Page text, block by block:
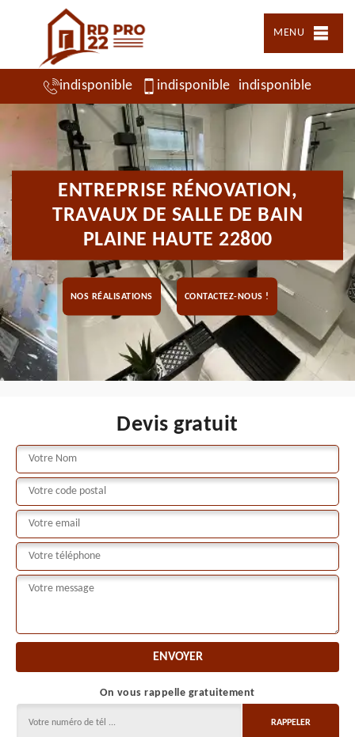
MENU
indisponible indisponible indisponible
ENTREPRISE RÉNOVATION,
TRAVAUX DE SALLE DE BAIN
PLAINE HAUTE 22800
NOS RÉALISATIONS CONTACTEZ-NOUS !
Devis gratuit
On vous rappelle gratuitement